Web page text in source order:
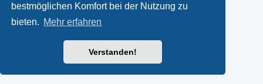
bestmöglichen Komfort bei der Nutzung zu
bieten. Mehr erfahren
Verstanden!